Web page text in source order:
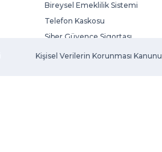
Bireysel Emeklilik Sistemi
Telefon Kaskosu
Siber Güvence Sigortası
Evcil Hayvan Sigortası
Kişisel Verilerin Korunması Kanunu